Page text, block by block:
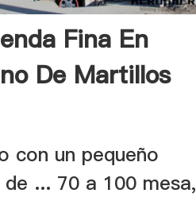
Fina En
De Martillos
con un pequeño
... 70 a 100 mesa,